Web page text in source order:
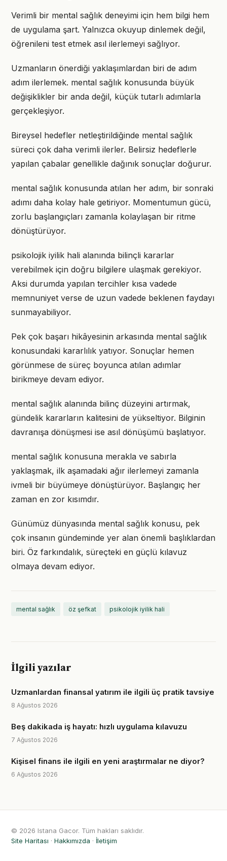
Verimli bir mental sağlık deneyimi için hem bilgi hem
de uygulama şart. Yalnızca okuyup dinlemek değil,
öğrenileni test etmek asıl ilerlemeyi sağlıyor.
Uzmanların önerdiği yaklaşımlardan biri de adım
adım ilerlemek. mental sağlık konusunda büyük
değişiklikler bir anda değil, küçük tutarlı adımlarla
gerçekleşiyor.
Bireysel hedefler netleştirildiğinde mental sağlık
süreci çok daha verimli ilerler. Belirsiz hedeflerle
yapılan çabalar genellikle dağınık sonuçlar doğurur.
mental sağlık konusunda atılan her adım, bir sonraki
adımı daha kolay hale getiriyor. Momentumun gücü,
zorlu başlangıçları zamanla kolaylaşan bir ritme
dönüştürüyor.
psikolojik iyilik hali alanında bilinçli kararlar
verebilmek için doğru bilgilere ulaşmak gerekiyor.
Aksi durumda yapılan tercihler kısa vadede
memnuniyet verse de uzun vadede beklenen faydayı
sunmayabiliyor.
Pek çok başarı hikâyesinin arkasında mental sağlık
konusundaki kararlılık yatıyor. Sonuçlar hemen
görünmese de süreç boyunca atılan adımlar
birikmeye devam ediyor.
mental sağlık alanında bilinç düzeyini artırmak,
gündelik kararların kalitesini de yükseltiyor. Bilginin
davranışa dönüşmesi ise asıl dönüşümü başlatıyor.
mental sağlık konusuna merakla ve sabırla
yaklaşmak, ilk aşamadaki ağır ilerlemeyi zamanla
ivmeli bir büyümeye dönüştürüyor. Başlangıç her
zaman en zor kısımdır.
Günümüz dünyasında mental sağlık konusu, pek
çok insanın gündeminde yer alan önemli başlıklardan
biri. Öz farkındalık, süreçteki en güçlü kılavuz
olmaya devam ediyor.
mental sağlık öz şefkat psikolojik iyilik hali
İlgili yazılar
Uzmanlardan finansal yatırım ile ilgili üç pratik tavsiye
8 Ağustos 2026
Beş dakikada iş hayatı: hızlı uygulama kılavuzu
7 Ağustos 2026
Kişisel finans ile ilgili en yeni araştırmalar ne diyor?
6 Ağustos 2026
© 2026 Istana Gacor. Tüm hakları saklıdır.
Site Haritası · Hakkımızda · İletişim